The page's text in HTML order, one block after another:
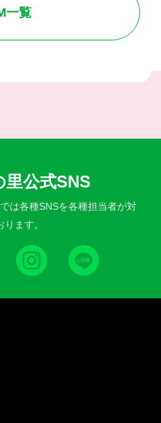
一覧
公式SNS
は各種SNSを各種担当者が対
ります。